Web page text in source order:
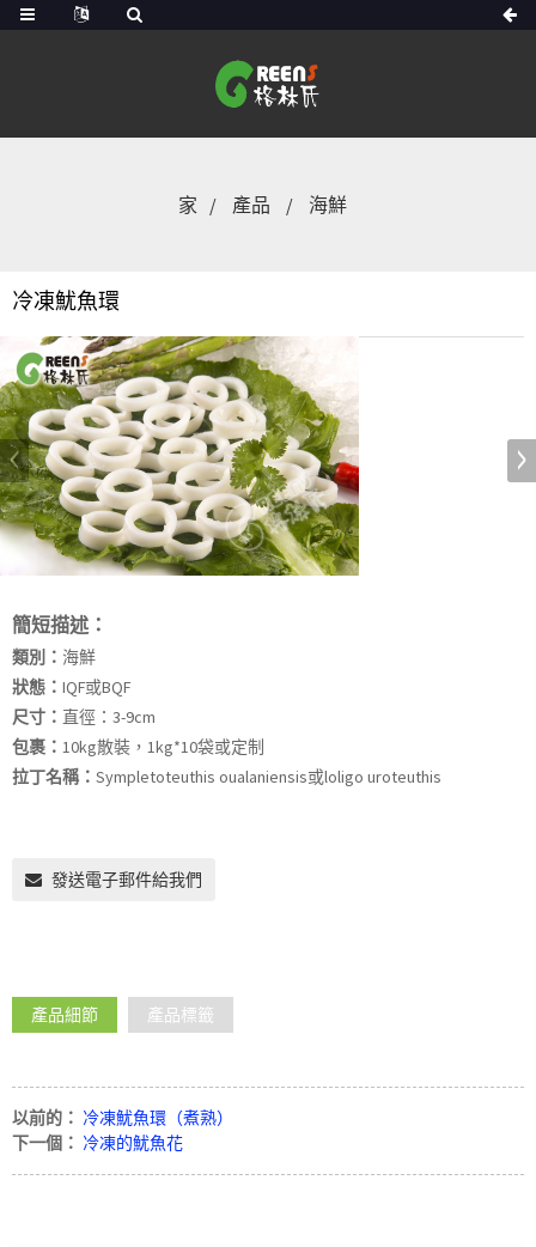
家 產品 海鮮
冷凍魷魚環
簡短描述：
類別： 海鮮
狀態： IQF或BQF
尺寸： 直徑：3-9c​​m
包裹： 10kg散裝，1kg*10袋或定制
拉丁名稱： Sympletoteuthis oualaniensis或loligo uroteuthis
發送電子郵件給我們
產品細節 產品標籤
以前的： 冷凍魷魚環（煮熟）
下一個： 冷凍的魷魚花